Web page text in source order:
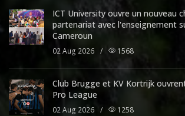
ICT University ouvre un nouveau
partenariat avec l'enseignement
Cameroun
02 Aug 2026 / 1568
Club Brugge et KV Kortrijk
Pro League
02 Aug 2026 / 1258